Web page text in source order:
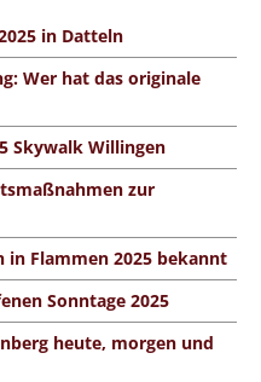
in Datteln
Wer hat das originale
Skywalk Willingen
zur
in Flammen 2025 bekannt
Sonntage 2025
heute, morgen und